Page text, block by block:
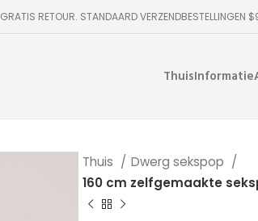
GRATIS RETOUR. STANDAARD VERZENDBESTELLINGEN
ThuisInformatie
Thuis
Dwerg sekspop
160 cm zelfgemaakte